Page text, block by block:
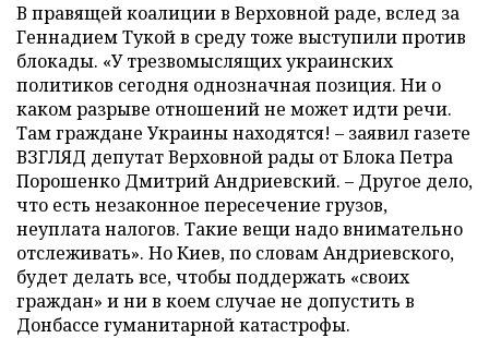
В правящей коалиции в Верховной раде, вслед за
Геннадием Тукой в среду тоже выступили против
блокады. «У трезвомыслящих украинских
политиков сегодня однозначная позиция. Ни о
каком разрыве отношений не может идти речи.
Там граждане Украины находятся! – заявил газете
ВЗГЛЯД депутат Верховной рады от Блока Петра
Порошенко Дмитрий Андриевский. – Другое дело,
что есть незаконное пересечение грузов,
неуплата налогов. Такие вещи надо внимательно
отслеживать». Но Киев, по словам Андриевского,
будет делать все, чтобы поддержать «своих
граждан» и ни в коем случае не допустить в
Донбассе гуманитарной катастрофы.